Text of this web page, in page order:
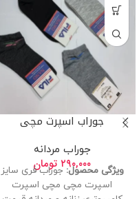
جوراب اسپرت مچی
جوراب مردانه
۲۹۰,۰۰۰ تومان ویژگی محصول: جوراب فری سایز
اسپرت مچی مچی اسپرت